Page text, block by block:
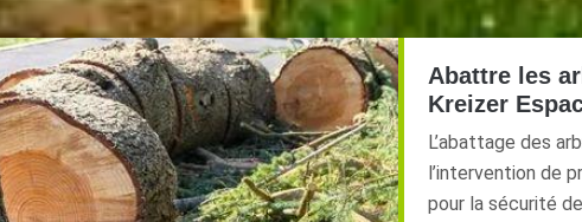
Abattre les
Kreizer
L’abattage des
l’intervention de
pour la sécurité